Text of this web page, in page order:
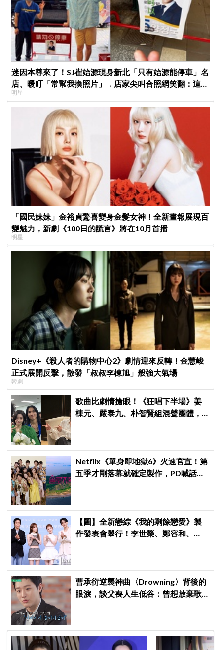
迷因本尊來了！SJ崔始源現身新北「只有始源能停車」名
店、暖叮「常幫我換照片」，店家尖叫合照網笑翻：這輩
子不能脫粉了
明星
「國民妹妹」金裕貞驚喜變身金髮女神！全新畫報展現百
變魅力，新劇《100日的謊言》將在10月首播
明星
Disney+《殺人者的購物中心2》劇情迎來反轉！金慧峻
正式展開反擊，散發「叔叔李棟旭」般強大氣場
韓劇
歌曲比劇情搶眼！《狂唱下半場》姜
棟元、嚴泰九、朴智賢組混聲團體，
Netflix《單身即地獄6》火速官宣！第
五季才剛落幕就確定製作，PD喊話：
【圖】全新戀綜《我的剩餘戀愛》製
作發表會舉行！李世榮、鄭容和、
曹承衍逆襲神曲〈Drowning〉背後的
眼淚，談父喪人生低谷：曾想放棄歌